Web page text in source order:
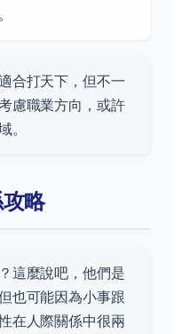
合打天下，但不一
慮職業方向，或許
。
略
這麼說吧，他們是
也可能因為小事跟
在人際關係中很兩